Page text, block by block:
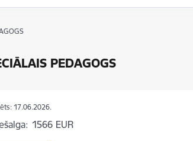
PEDAGOGS
17.06.2026.
1566 EUR